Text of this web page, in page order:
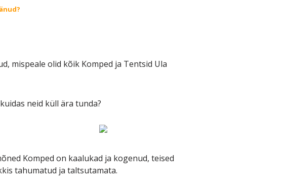
mispeale olid kõik Komped ja Tentsid Ula
neid küll ära tunda?
Komped on kaalukad ja kogenud, teised
tahumatud ja taltsutamata.